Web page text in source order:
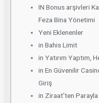
IN Bonus arşivleri
Feza Bina Yönetimi
Yeni Eklenenler
in Bahis Limit
in Yatırım Yaptım,
in En Güvenilir
Giriş
in Ziraat’ten